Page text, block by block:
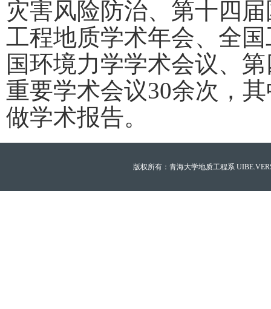
灾害风险防治、第十四
工程地质学术年会、全
国环境力学学术会议、
重要学术会议30余次，
做学术报告。
版权所有：青海大学地质工程系